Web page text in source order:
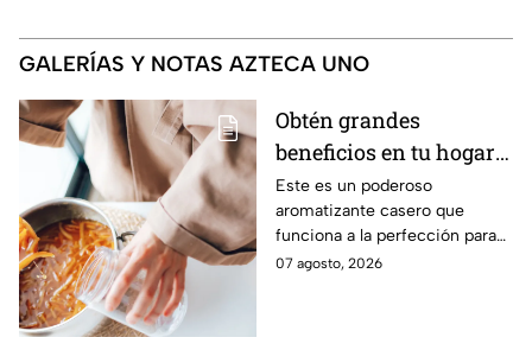
GALERÍAS Y NOTAS AZTECA UNO
Obtén grandes
beneficios en tu hogar
con esta mezcla de
aceite de oliva, ramas
de canela y cáscaras de
naranja
Este es un poderoso
aromatizante casero que
funciona a la perfección para
tus espacios.
07 agosto, 2026